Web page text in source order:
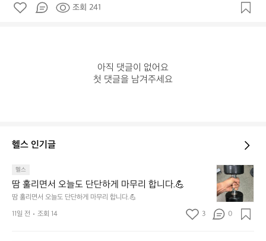
조회 241
아직 댓글이 없어요
첫 댓글을 남겨주세요
헬스 인기글
헬스
땀 훌리면서 오늘도 단단하게 마무리 합니다.💪
땀 훌리면서 오늘도 단단하게 마무리 합니다.💪
땀
훌
리
면
서
11일 전 조회 14 3 0